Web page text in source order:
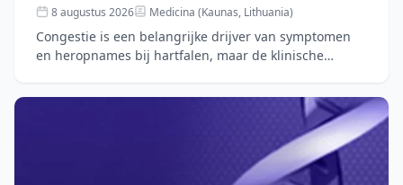
8 augustus 2026 Medicina (Kaunas, Lithuania)
Congestie is een belangrijke drijver van symptomen
en heropnames bij hartfalen, maar de klinische